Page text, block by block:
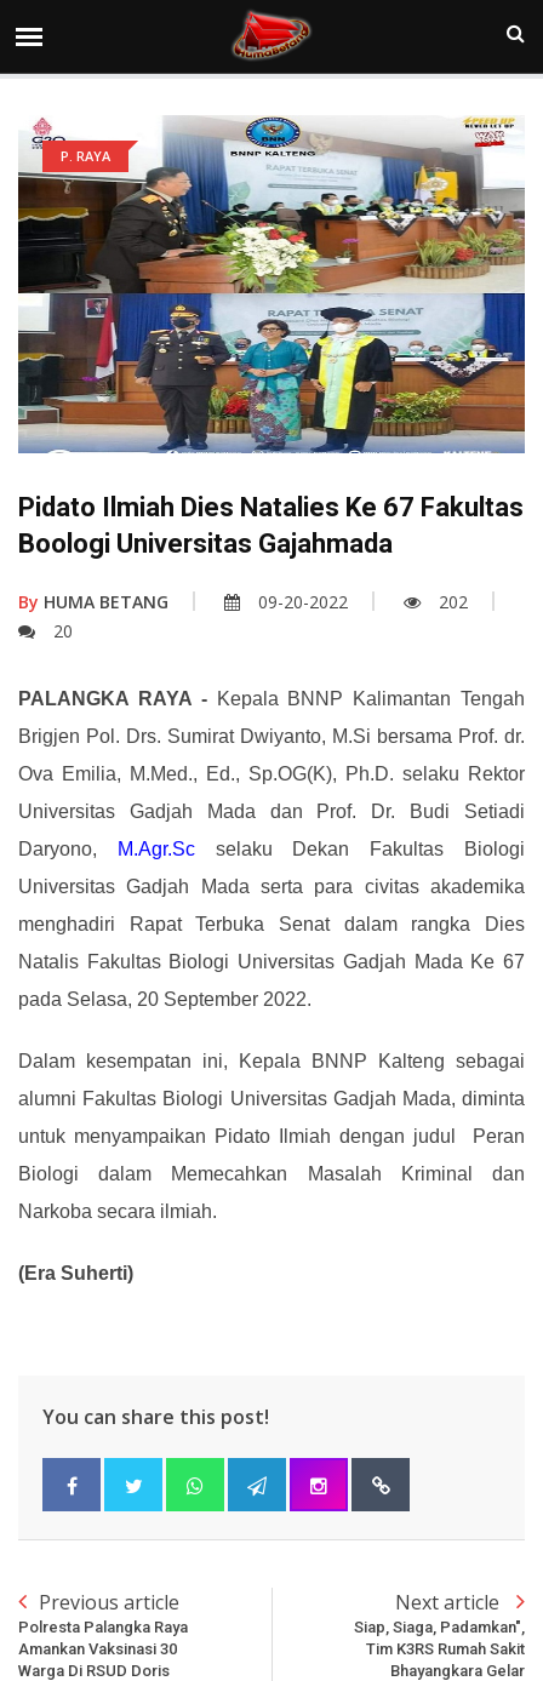
P. RAYA
Pidato Ilmiah Dies Natalies Ke 67 Fakultas
Boologi Universitas Gajahmada
By HUMA BETANG 09-20-2022
202
20
PALANGKA RAYA - Kepala BNNP Kalimantan Tengah
Brigjen Pol. Drs. Sumirat Dwiyanto, M.Si bersama Prof. dr.
Ova Emilia, M.Med., Ed., Sp.OG(K), Ph.D. selaku Rektor
Universitas Gadjah Mada dan Prof. Dr. Budi Setiadi
Daryono,
M.Agr.Scselaku Dekan Fakultas Biologi
Universitas Gadjah Mada serta para civitas akademika
menghadiri Rapat Terbuka Senat dalam rangka Dies
Natalis Fakultas Biologi Universitas Gadjah Mada Ke 67
pada Selasa, 20 September 2022.
Dalam kesempatan ini, Kepala BNNP Kalteng sebagai
alumni Fakultas Biologi Universitas Gadjah Mada, diminta
untuk menyampaikan Pidato Ilmiah dengan judul Peran
Biologi dalam Memecahkan Masalah Kriminal dan
Narkoba secara ilmiah.
(Era Suherti)
You can share this post!
Previous article
Polresta Palangka Raya
Amankan Vaksinasi 30
Warga Di RSUD Doris
Next article
Siap, Siaga, Padamkan",
Tim K3RS Rumah Sakit
Bhayangkara Gelar